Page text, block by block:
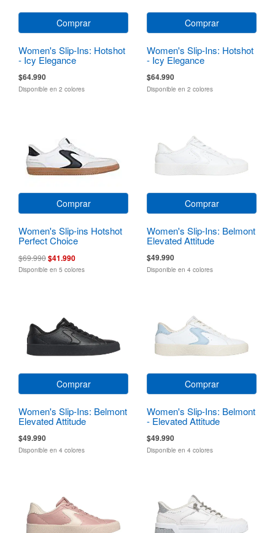
Comprar
Women's Slip-Ins: Hotshot
- Icy Elegance
$64.990
Disponible en 2 colores
Comprar
Women's Slip-Ins: Hotshot
- Icy Elegance
$64.990
Disponible en 2 colores
Comprar
Women's Slip-ins Hotshot
Perfect Choice
$69.990$41.990
Disponible en 5 colores
Comprar
Women's Slip-Ins: Belmont
Elevated Attitude
$49.990
Disponible en 4 colores
Comprar
Women's Slip-Ins: Belmont
Elevated Attitude
$49.990
Disponible en 4 colores
Comprar
Women's Slip-Ins: Belmont
- Elevated Attitude
$49.990
Disponible en 4 colores